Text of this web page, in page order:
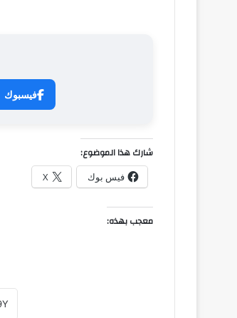
فيسبوك
شارك هذا الموضوع:
فيس بوك X
معجب بهذه: